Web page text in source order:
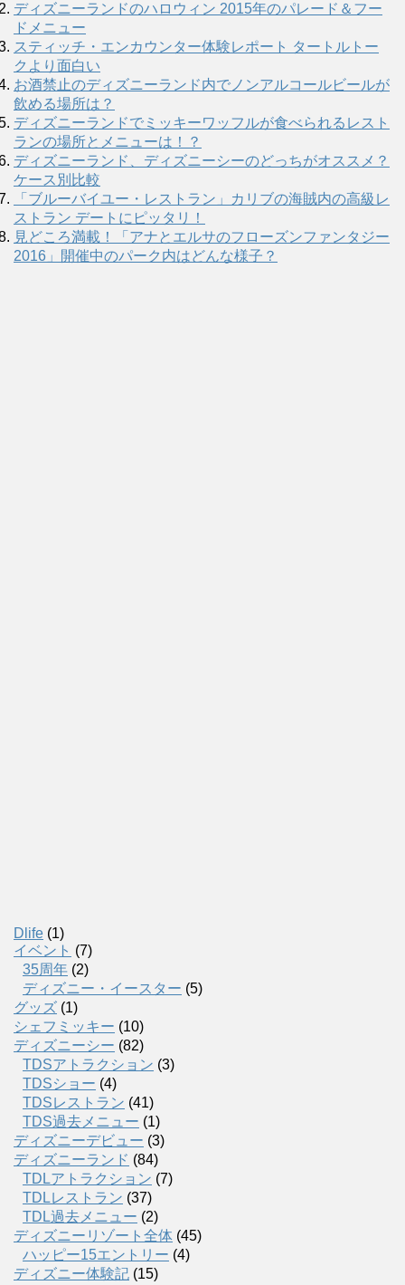
ディズニーランドのハロウィン 2015年のパレード＆フー
ドメニュー
スティッチ・エンカウンター体験レポート タートルトー
クより面白い
お酒禁止のディズニーランド内でノンアルコールビールが
飲める場所は？
ディズニーランドでミッキーワッフルが食べられるレスト
ランの場所とメニューは！？
ディズニーランド、ディズニーシーのどっちがオススメ？
ケース別比較
「ブルーバイユー・レストラン」カリブの海賊内の高級レ
ストラン デートにピッタリ！
見どころ満載！「アナとエルサのフローズンファンタジー
2016」開催中のパーク内はどんな様子？
Dlife (1)
イベント (7)
35周年 (2)
ディズニー・イースター (5)
グッズ (1)
シェフミッキー (10)
ディズニーシー (82)
TDSアトラクション (3)
TDSショー (4)
TDSレストラン (41)
TDS過去メニュー (1)
ディズニーデビュー (3)
ディズニーランド (84)
TDLアトラクション (7)
TDLレストラン (37)
TDL過去メニュー (2)
ディズニーリゾート全体 (45)
ハッピー15エントリー (4)
ディズニー体験記 (15)